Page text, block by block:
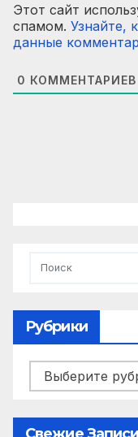
Этот сайт
спамом. Узнайте,
данные
0 КОММЕНТАРИЕВ
Рубрики
Рубрики
Свежие Записи